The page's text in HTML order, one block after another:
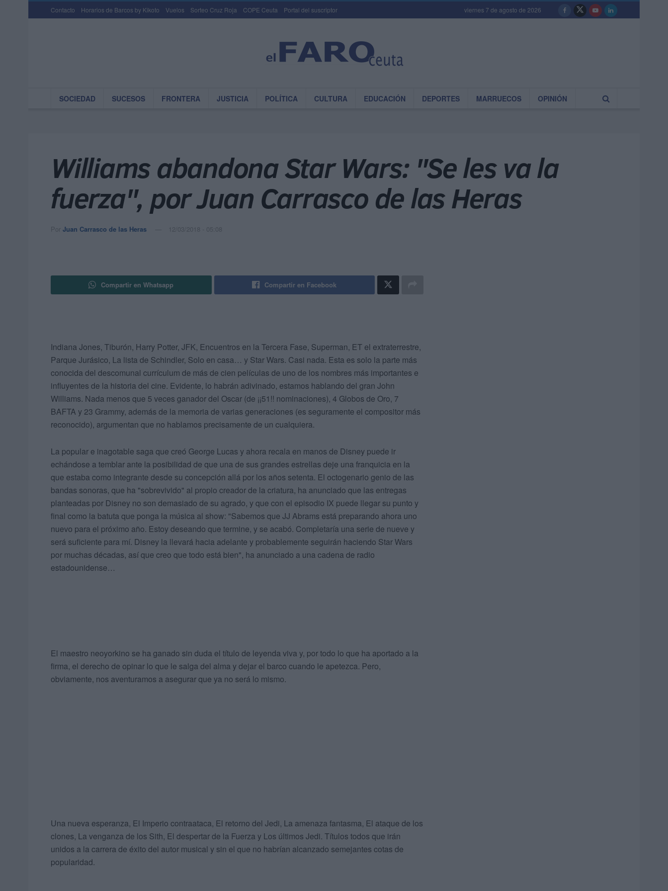
Contacto Horarios de Barcos by Kikoto Vuelos Sorteo Cruz Roja COPE Ceuta Portal del suscriptor viernes 7 de agosto de 2026
SOCIEDAD SUCESOS FRONTERA JUSTICIA POLÍTICA CULTURA EDUCACIÓN DEPORTES MARRUECOS OPINIÓN
Williams abandona Star Wars: "Se les va la
fuerza", por Juan Carrasco de las Heras
Por Juan Carrasco de las Heras 12/03/2018 - 05:08
Compartir en Whatsapp Compartir en Facebook
Indiana Jones, Tiburón, Harry Potter, JFK, Encuentros en la Tercera Fase, Superman, ET el extraterrestre,
Parque Jurásico, La lista de Schindler, Solo en casa… y Star Wars. Casi nada. Esta es solo la parte más
conocida del descomunal currículum de más de cien películas de uno de los nombres más importantes e
influyentes de la historia del cine. Evidente, lo habrán adivinado, estamos hablando del gran John
Williams. Nada menos que 5 veces ganador del Oscar (de ¡¡51!! nominaciones), 4 Globos de Oro, 7
BAFTA y 23 Grammy, además de la memoria de varias generaciones (es seguramente el compositor más
reconocido), argumentan que no hablamos precisamente de un cualquiera.
La popular e inagotable saga que creó George Lucas y ahora recala en manos de Disney puede ir
echándose a temblar ante la posibilidad de que una de sus grandes estrellas deje una franquicia en la
que estaba como integrante desde su concepción allá por los años setenta. El octogenario genio de las
bandas sonoras, que ha "sobrevivido" al propio creador de la criatura, ha anunciado que las entregas
planteadas por Disney no son demasiado de su agrado, y que con el episodio IX puede llegar su punto y
final como la batuta que ponga la música al show: "Sabemos que JJ Abrams está preparando ahora uno
nuevo para el próximo año. Estoy deseando que termine, y se acabó. Completaría una serie de nueve y
será suficiente para mí. Disney la llevará hacia adelante y probablemente seguirán haciendo Star Wars
por muchas décadas, así que creo que todo está bien", ha anunciado a una cadena de radio
estadounidense…
El maestro neoyorkino se ha ganado sin duda el título de leyenda viva y, por todo lo que ha aportado a la
firma, el derecho de opinar lo que le salga del alma y dejar el barco cuando le apetezca. Pero,
obviamente, nos aventuramos a asegurar que ya no será lo mismo.
Una nueva esperanza, El Imperio contraataca, El retorno del Jedi, La amenaza fantasma, El ataque de los
clones, La venganza de los Sith, El despertar de la Fuerza y Los últimos Jedi. Títulos todos que irán
unidos a la carrera de éxito del autor musical y sin el que no habrían alcanzado semejantes cotas de
popularidad.